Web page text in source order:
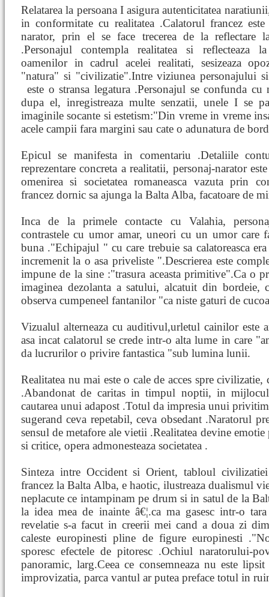
Relatarea la persoana I asigura autenticitatea
in conformitate cu realitatea .Calatorul francez este
narator, prin el se face trecerea de la reflectare
.Personajul contempla realitatea si reflecteaza
oamenilor in cadrul acelei realitati, sesizeaza
"natura" si "civilizatie".Intre viziunea personajului
este o stransa legatura .Personajul se confunda
dupa el, inregistreaza multe senzatii, unele I se
imaginile socante si estetism:"Din vreme in vreme
acele campii fara margini sau cate o adunatura de
Epicul se manifesta in comentariu .Detaliile
reprezentare concreta a realitatii, personaj-narator
omenirea si societatea romaneasca vazuta prin
francez dornic sa ajunga la Balta Alba, facatoare de
Inca de la primele contacte cu Valahia,
contrastele cu umor amar, uneori cu un umor care
buna ."Echipajul " cu care trebuie sa calatoreasca
incremenit la o asa priveliste ".Descrierea este
impune de la sine :"trasura aceasta primitive".Ca o
imaginea dezolanta a satului, alcatuit din bordeie,
observa cumpeneel fantanilor "ca niste gaturi de
Vizualul alterneaza cu auditivul,urletul cainilor este
asa incat calatorul se crede intr-o alta lume in care
da lucrurilor o privire fantastica "sub lumina lunii.
Realitatea nu mai este o cale de acces spre civilizatie,
.Abandonat de caritas in timpul noptii, in
cautarea unui adapost .Totul da impresia unui
sugerand ceva repetabil, ceva obsedant .Naratorul
sensul de metafore ale vietii .Realitatea devine
si critice, opera admonesteaza societatea .
Sinteza intre Occident si Orient, tabloul
francez la Balta Alba, e haotic, ilustreaza dualismul
neplacute ce intampinam pe drum si in satul de la
la idea mea de inainte â€¦.ca ma gasesc intr-o
revelatie s-a facut in creerii mei cand a doua zi
caleste europinesti pline de figure europinesti
sporesc efectele de pitoresc .Ochiul naratorului-
panoramic, larg.Ceea ce consemneaza nu este
improvizatia, parca vantul ar putea preface totul in